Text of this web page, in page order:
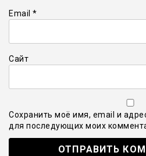
Email *
Сайт
Сохранить моё имя, email и
для последующих моих